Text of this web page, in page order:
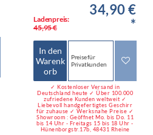
Ladenpreis:
45,95 €
34,90 €
*
In den
Warenk
orb
Preise für
Privatkunden
✓ Kostenloser Versand in
Deutschland heute ✓ Über 100.000
zufriedene Kunden weltweit ✓
Liebevoll handgefertigtes Geschirr
für zuhause ✓ Werksnahe Preise ✓
Showroom : Geöffnet Mo. bis Do. 11
bis 14 Uhr - Freitags 15 bis 18 Uhr -
Hünenborgstr.17b, 48431 Rheine